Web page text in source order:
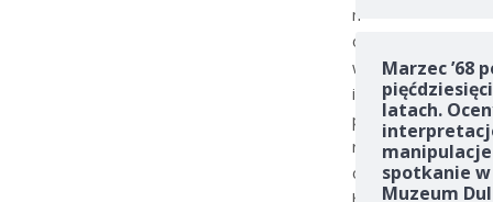
n
o
w
i
p
r
o
Marzec ’68
latach.
spotkanie w
Muzeum